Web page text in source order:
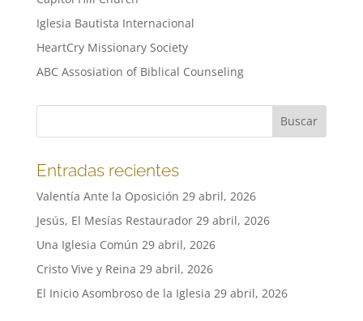
Iglesia Bautista Internacional
HeartCry Missionary Society
ABC Assosiation of Biblical Counseling
Entradas recientes
Valentía Ante la Oposición 29 abril, 2026
Jesús, El Mesías Restaurador 29 abril, 2026
Una Iglesia Común 29 abril, 2026
Cristo Vive y Reina 29 abril, 2026
El Inicio Asombroso de la Iglesia 29 abril, 2026